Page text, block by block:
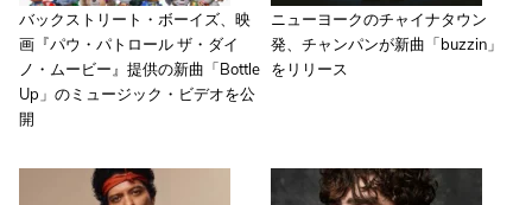
バックストリート・ボーイズ、映
画『パウ・パトロール ザ・ダイ
ノ・ムービー』提供の新曲「Bottle
Up」のミュージック・ビデオを公
開
ニューヨークのチャイナタウン
発、チャンパンが新曲「buzzin」
をリリース